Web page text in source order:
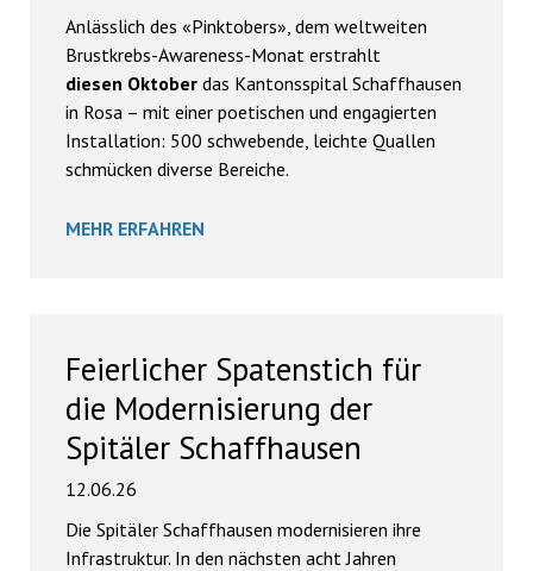
Anlässlich des «Pinktobers», dem weltweiten
Brustkrebs-Awareness-Monat erstrahlt
diesen Oktober das Kantonsspital Schaffhausen
in Rosa – mit einer poetischen und engagierten
Installation: 500 schwebende, leichte Quallen
schmücken diverse Bereiche.
MEHR ERFAHREN
Feierlicher Spatenstich für
die Modernisierung der
Spitäler Schaffhausen
12.06.26
Die Spitäler Schaffhausen modernisieren ihre
Infrastruktur. In den nächsten acht Jahren